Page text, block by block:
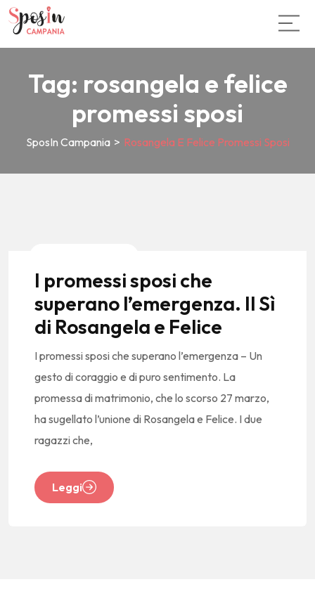
Tag: rosangela e felice
promessi sposi
SposIn Campania > Rosangela E Felice Promessi Sposi
I promessi sposi che
superano l’emergenza. Il Sì
di Rosangela e Felice
I promessi sposi che superano l’emergenza – Un
gesto di coraggio e di puro sentimento. La
promessa di matrimonio, che lo scorso 27 marzo,
ha sugellato l’unione di Rosangela e Felice. I due
ragazzi che,
Leggi